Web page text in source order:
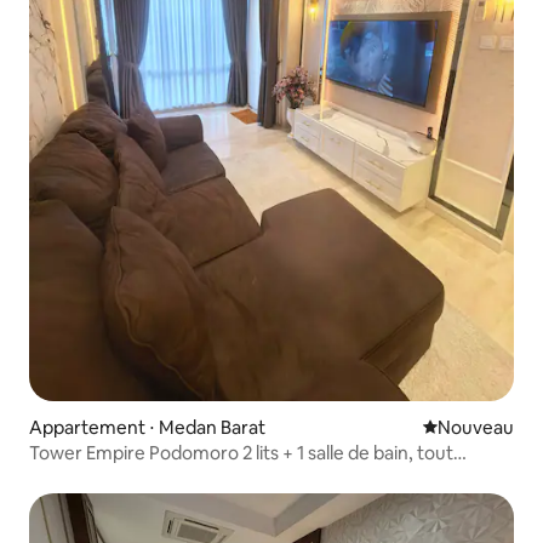
Appartement ⋅ Medan Barat Nouvel
Nouveau
Tower Empire Podomoro 2 lits + 1 salle de bain, tout